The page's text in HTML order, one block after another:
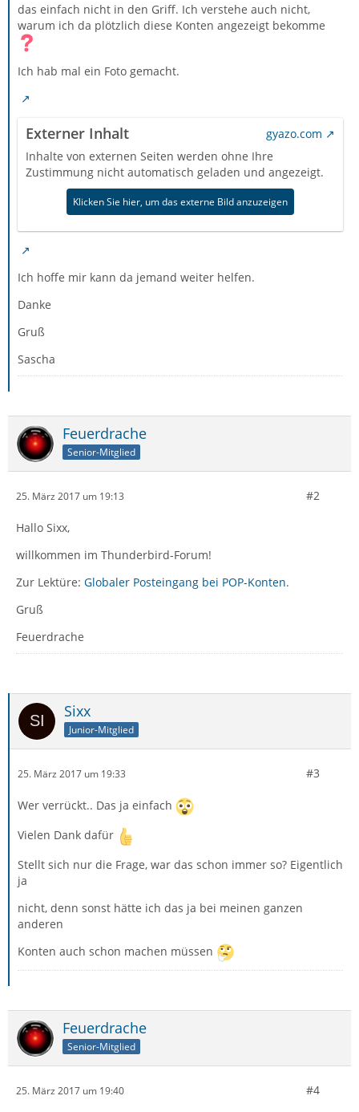
das einfach nicht in den Griff. Ich verstehe auch nicht,
warum ich da plötzlich diese Konten angezeigt bekomme
Ich hab mal ein Foto gemacht.
Externer Inhalt
gyazo.com
Inhalte von externen Seiten werden ohne Ihre
Zustimmung nicht automatisch geladen und angezeigt.
Klicken Sie hier, um das externe Bild anzuzeigen
Ich hoffe mir kann da jemand weiter helfen.
Danke
Gruß
Sascha
Feuerdrache
Senior-Mitglied
25. März 2017 um 19:13 #2
Hallo Sixx,
willkommen im Thunderbird-Forum!
Zur Lektüre: Globaler Posteingang bei POP-Konten.
Gruß
Feuerdrache
Sixx
Junior-Mitglied
25. März 2017 um 19:33 #3
Wer verrückt.. Das ja einfach
Vielen Dank dafür
Stellt sich nur die Frage, war das schon immer so? Eigentlich
ja
nicht, denn sonst hätte ich das ja bei meinen ganzen
anderen
Konten auch schon machen müssen
Feuerdrache
Senior-Mitglied
25. März 2017 um 19:40 #4